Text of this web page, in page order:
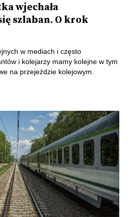
wjechała
szlaban. O krok
w mediach i często
i kolejarzy mamy kolejne w tym
na przejeździe kolejowym.